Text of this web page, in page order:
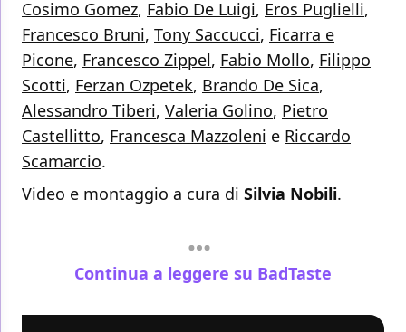
Cosimo Gomez, Fabio De Luigi, Eros Puglielli,
Francesco Bruni, Tony Saccucci, Ficarra e
Picone, Francesco Zippel, Fabio Mollo, Filippo
Scotti, Ferzan Ozpetek, Brando De Sica,
Alessandro Tiberi, Valeria Golino, Pietro
Castellitto, Francesca Mazzoleni e Riccardo
Scamarcio.
Video e montaggio a cura di Silvia Nobili.
Continua a leggere su BadTaste